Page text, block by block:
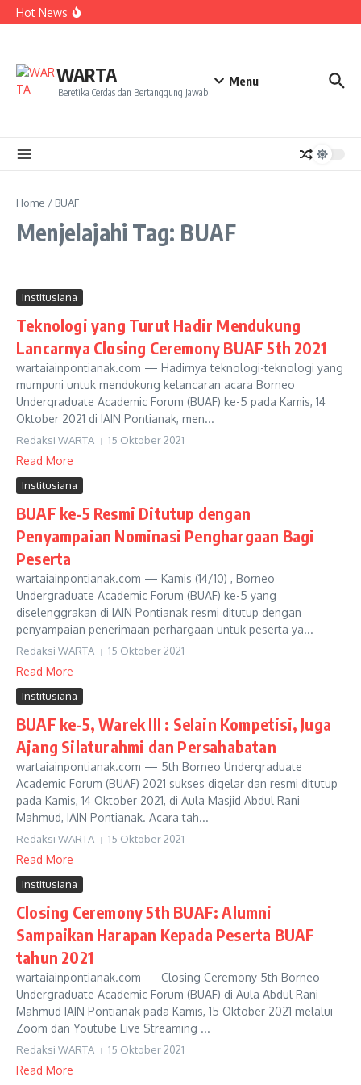
Lewati ke konten
Hot News
ke NCC 4 Bali
Sukseskan Kerja Bakti di Anjungan Melancar
WARTA
Beretika Cerdas dan Bertanggung Jawab
Menu
Home / BUAF
Menjelajahi Tag: BUAF
Institusiana
Teknologi yang Turut Hadir Mendukung
Lancarnya Closing Ceremony BUAF 5th 2021
wartaiainpontianak.com — Hadirnya teknologi-teknologi yang
mumpuni untuk mendukung kelancaran acara Borneo
Undergraduate Academic Forum (BUAF) ke-5 pada Kamis, 14
Oktober 2021 di IAIN Pontianak, men...
Redaksi WARTA 15 Oktober 2021
Read More
Institusiana
BUAF ke-5 Resmi Ditutup dengan
Penyampaian Nominasi Penghargaan Bagi
Peserta
wartaiainpontianak.com — Kamis (14/10) , Borneo
Undergraduate Academic Forum (BUAF) ke-5 yang
diselenggrakan di IAIN Pontianak resmi ditutup dengan
penyampaian penerimaan perhargaan untuk peserta ya...
Redaksi WARTA 15 Oktober 2021
Read More
Institusiana
BUAF ke-5, Warek III : Selain Kompetisi, Juga
Ajang Silaturahmi dan Persahabatan
wartaiainpontianak.com — 5th Borneo Undergraduate
Academic Forum (BUAF) 2021 sukses digelar dan resmi ditutup
pada Kamis, 14 Oktober 2021, di Aula Masjid Abdul Rani
Mahmud, IAIN Pontianak. Acara tah...
Redaksi WARTA 15 Oktober 2021
Read More
Institusiana
Closing Ceremony 5th BUAF: Alumni
Sampaikan Harapan Kepada Peserta BUAF
tahun 2021
wartaiainpontianak.com — Closing Ceremony 5th Borneo
Undergraduate Academic Forum (BUAF) di Aula Abdul Rani
Mahmud IAIN Pontianak pada Kamis, 15 Oktober 2021 melalui
Zoom dan Youtube Live Streaming ...
Redaksi WARTA 15 Oktober 2021
Read More